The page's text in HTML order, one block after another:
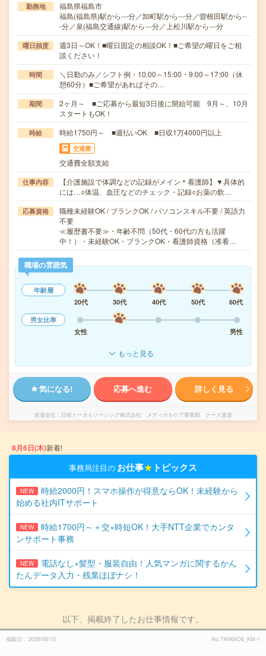
勤務地
福島県福島市
福島(福島県)駅から---分／卸町駅から---分／曽根田駅から--
-分／泉(福島交通線)駅から---分／上松川駅から---分
曜日頻度
週3日～OK！■曜日固定の相談OK！■ご希望の曜日をご相
談ください！
時間
＼日勤のみ／シフト例・10:00～15:00・9:00～17:00（休
憩60分）■ご希望があればその…
期間
2ヶ月～ ■ご応募から最短3日後に開始可能 9月～、10月
スタートもOK！
時給 時給1750円～ ■週払いOK ■日収1万4000円以上
交通費
交通費全額支給
仕事内容
【介護施設で体調などの記録がメイン＊看護師】▼具体的
には…○体温、血圧などのチェック・記録○お薬の飲…
応募資格
職種未経験OK / ブランクOK / パソコンスキル不要 / 英語力
不要
≪履歴書不要≫・年齢不問（50代・60代の方も活躍
中！）・未経験OK・ブランクOK・看護師資格（准看…
職場の雰囲気
年齢層
20代
30代 40代 50代
60代
男女比率
女性
男性
もっと見る
気になる! 応募へ進む 詳しく見る
派遣会社 日研トータルソーシング株式会社 メディカルケア事業部 ナース派遣
8月6日(木)新着!
事務局注目の お仕事★ トピックス
NEW
時給2000円！スマホ操作が得意ならOK！未経験から
始める社内ITサポート
NEW
時給1700円～＋交×時短OK！大手NTT企業でカンタ
ンサポート事務
NEW
電話なし×髪型・服装自由！人気マンガに関するかん
たんデータ入力・残業ほぼナシ！
以下、掲載終了したお仕事情報です。
掲載日 2026/06/15 No.TNIKKO6_KM-1